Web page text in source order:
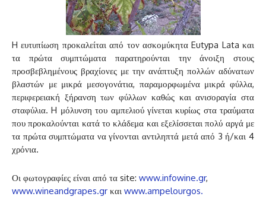
H ευτυπίωση προκαλείται από τον ασκομύκητα Eutypa Lata και
τα πρώτα συμπτώματα παρατηρούνται την άνοιξη στους
προσβεβλημένους βραχίονες με την ανάπτυξη πολλών αδύνατων
βλαστών με μικρά μεσογονάτια, παραμορφωμένα μικρά φύλλα,
περιφερειακή ξήρανση των φύλλων καθώς και ανισοραγία στα
σταφύλια. H μόλυνση του αμπελιού γίνεται κυρίως στα τραύματα
που προκαλούνται κατά το κλάδεμα και εξελίσσεται πολύ αργά με
τα πρώτα συμπτώματα να γίνονται αντιληπτά μετά από 3 ή/και 4
χρόνια.
Οι φωτογραφίες είναι από τα site: www.infowine.gr,
www.wineandgrapes.gr και www.ampelourgos.